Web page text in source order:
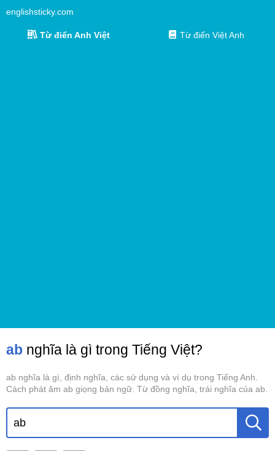
englishsticky.com
Từ điển Anh Việt Từ điển Việt Anh
ab nghĩa là gì trong Tiếng Việt?
ab nghĩa là gì, định nghĩa, các sử dụng và ví dụ trong Tiếng Anh.
Cách phát âm ab giọng bản ngữ. Từ đồng nghĩa, trái nghĩa của ab.